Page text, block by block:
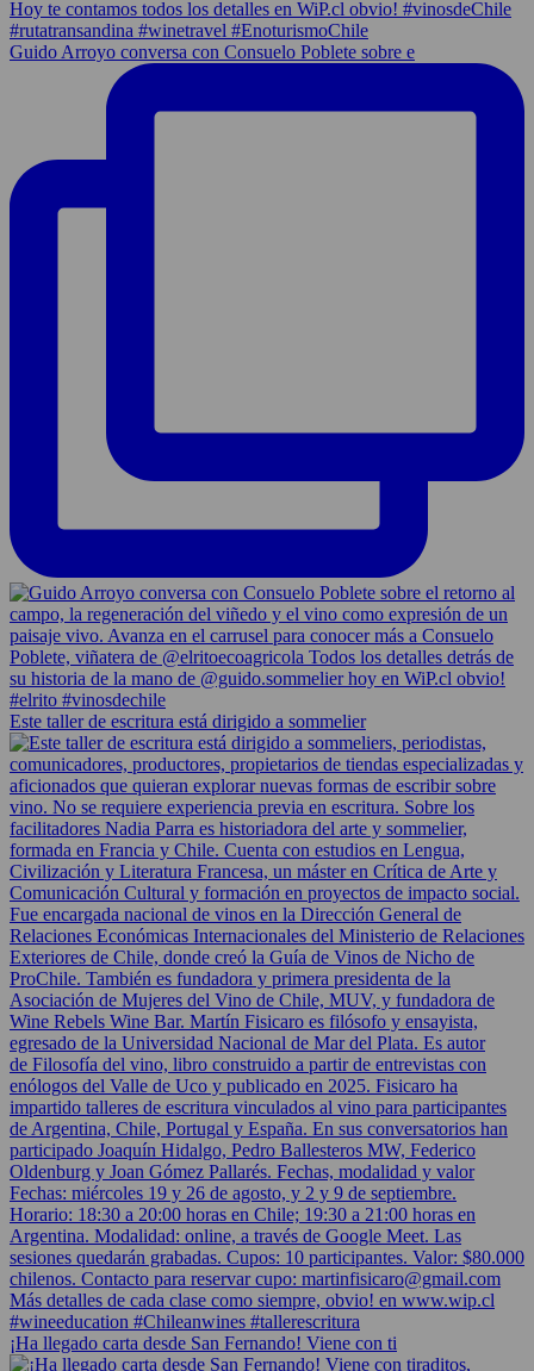
Guido Arroyo conversa con Consuelo Poblete sobre e
Este taller de escritura está dirigido a sommelier
¡Ha llegado carta desde San Fernando! Viene con ti